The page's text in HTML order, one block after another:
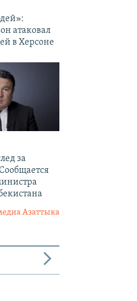
атаковал
в Херсоне
за
Азаттыка